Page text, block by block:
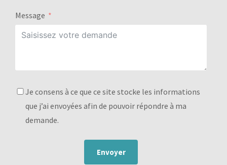
Message
Je consens à ce que ce site stocke les informations
que j’ai envoyées afin de pouvoir répondre à ma
demande.
Envoyer